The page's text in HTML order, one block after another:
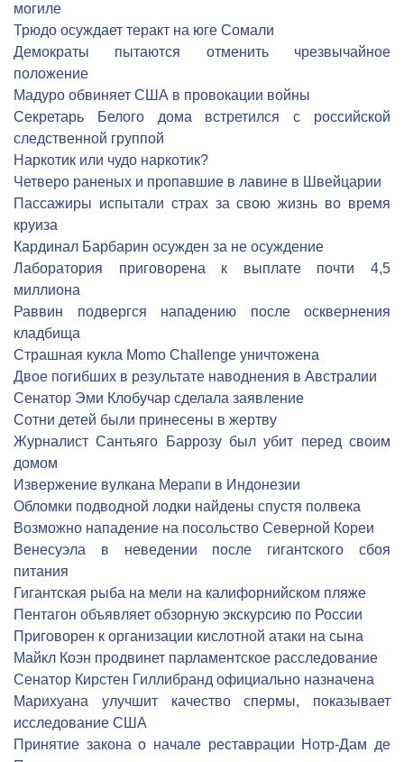
могиле
Трюдо осуждает теракт на юге Сомали
Демократы пытаются отменить чрезвычайное
положение
Мадуро обвиняет США в провокации войны
Секретарь Белого дома встретился с российской
следственной группой
Наркотик или чудо наркотик?
Четверо раненых и пропавшие в лавине в Швейцарии
Пассажиры испытали страх за свою жизнь во время
круиза
Кардинал Барбарин осужден за не осуждение
Лаборатория приговорена к выплате почти 4,5
миллиона
Раввин подвергся нападению после осквернения
кладбища
Страшная кукла Momo Challenge уничтожена
Двое погибших в результате наводнения в Австралии
Сенатор Эми Клобучар сделала заявление
Сотни детей были принесены в жертву
Журналист Сантьяго Баррозу был убит перед своим
домом
Извержение вулкана Мерапи в Индонезии
Обломки подводной лодки найдены спустя полвека
Возможно нападение на посольство Северной Кореи
Венесуэла в неведении после гигантского сбоя
питания
Гигантская рыба на мели на калифорнийском пляже
Пентагон объявляет обзорную экскурсию по России
Приговорен к организации кислотной атаки на сына
Майкл Коэн продвинет парламентское расследование
Сенатор Кирстен Гиллибранд официально назначена
Марихуана улучшит качество спермы, показывает
исследование США
Принятие закона о начале реставрации Нотр-Дам де